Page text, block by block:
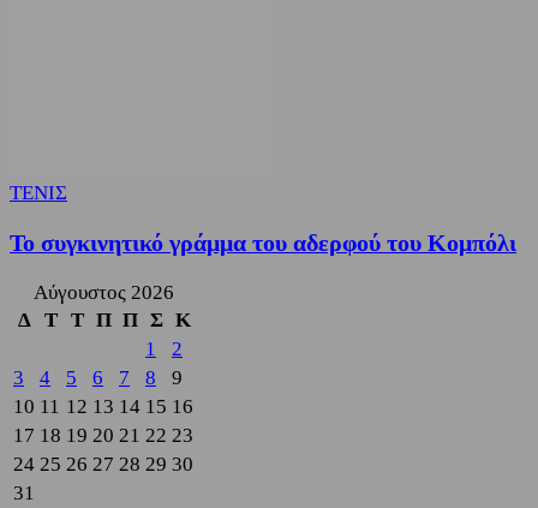
ΤΕΝΙΣ
Το συγκινητικό γράμμα του αδερφού του Κομπόλι
Αύγουστος 2026
Δ
Τ Τ Π Π Σ Κ
1
2
3
4 5 6 7 8
9
10 11 12 13 14 15 16
17 18 19 20 21 22 23
24 25 26 27 28 29 30
31